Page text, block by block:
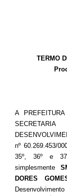
TERMO
A
nº 60.269.453/
35º, 36º e
simplesmente
DORES